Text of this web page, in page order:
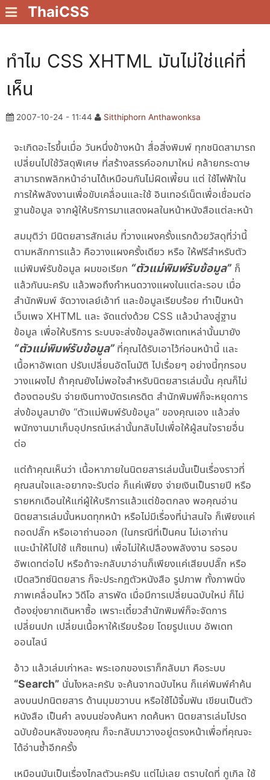
ThaiCSS
ทำไม CSS XHTML มันไม่ใช่แค่ที่
เห็น
2007-10-24 - 11:44 Sitthiphorn Anthawonksa
จะเกิดอะไรขึ้นเมื่อ วันหนึ่งข้างหน้า สื่อสิ่งพิมพ์ ทุกชนิดสามารถ
เปลี่ยนไปใช้วัสดุพิเศษ ที่สร้างสรรค์ออกมาใหม่ คล้ายกระดาษ
สามารถพลิกหน้าอ่านได้เหมือนกันไม่ผิดเพี้ยน แต่ ใช้ไฟฟ้าใน
การให้พลังงานเพื่อขับเคลื่อนและใช้ อินเทอร์เน็ตเพื่อเชื่อมต่อ
ฐานข้อมูล จากผู้ให้บริการมาแสดงผลในหน้าหนังสือแต่ละหน้า
สมมุติว่า มีนิตยสารสักเล่ม ที่วางแผงครั้งแรกด้วยวัสดุที่ว่านี้
ตามหลักการแล้ว คือวางแผงครั้งเดียว หรือ ให้ฟรีสำหรับตัว
แม่พิมพ์รับข้อมูล ผมขอเรียก “ตัวแม่พิมพ์รับข้อมูล” ก็
แล้วกันนะครับ แล้วพอถึงกำหนดวางแผงในแต่ละรอบ เมื่อ
สำนักพิมพ์ จัดวางเลย์เอ้าท์ และข้อมูลเรียบร้อย ทำเป็นหน้า
เว็บเพจ XHTML และ จัดแต่งด้วย CSS แล้วนำลงสู่ฐาน
ข้อมูล เพื่อให้บริการ ระบบจะส่งข้อมูลอัพเดทเหล่านั้นมายัง
“ตัวแม่พิมพ์รับข้อมูล” ที่คุณได้รับเอาไว้ก่อนหน้านี้ และ
เนื้อหาอัพเดท ปรับเปลี่ยนอัตโนมัติ ไปเรื่อยๆ อย่างนี้ทุกรอบ
วางแผงไป ถ้าคุณยังไม่พอใจสำหรับนิตยสารเล่มนั้น คุณก็ไม่
ต้องตอบรับ จ่ายเงินทางบัตรเครดิต สำนักพิมพ์ก็จะหยุดการ
ส่งข้อมูลมายัง “ตัวแม่พิมพ์รับข้อมูล” ของคุณเอง แล้วส่ง
พนักงานมาเก็บอุปกรณ์เหล่านั้นกลับไปเพื่อให้ผู้สนใจรายอื่น
ต่อ
แต่ถ้าคุณเห็นว่า เนื้อหาภายในนิตยสารเล่มนั้นเป็นเรื่องราวที่
คุณสนใจและอยากจะรับต่อ ก็แค่เพียง จ่ายเงินเป็นรายปี หรือ
รายหกเดือนให้แก่ผู้ให้บริการแล้วแต่ข้อตกลง พอคุณอ่าน
นิตยสารเล่มนั้นหมดทุกหน้า หรือไม่มีเรื่องที่น่าสนใจ ก็เพียงแค่
ถอดปลั๊ก หรือเอาถ่านออก (ในกรณีที่เป็นคน ไม่เอาถ่าน
แนะนำให้ไปใช้ แก๊ซแทน) เพื่อไม่ให้เปลืองพลังงาน รอรอบ
อัพเดทต่อไป หรือถ้าจะกลับมาอ่านก็เพียงแค่เสียบปลั๊ก หรือ
เปิดสวิทซ์นิตยสาร ก็จะประกฎตัวหนังสือ รูปภาพ ทั้งภาพนิ่ง
ภาพเคลื่อนไหว วิดีโอ สารพัด เมื่อมีการเปลี่ยนฉบับใหม่ ก็ไม่
ต้องยุ่งยากเดินหาซื้อ เพราะเดี๋ยวสำนักพิมพ์ก็จะจัดการ
เปลี่ยนปก เปลี่ยนเนื้อหาให้เรียบร้อย โดยรูปแบบ อัพเดท
ออนไลน์
อ้าว แล้วเล่มเก่าหละ พระเอกของเราก็กลับมา คือระบบ
“Search” นั่นไงหละครับ จะค้นจากฉบับไหน ก็แค่พิมพ์คำค้น
ลงบนปกนิตยสาร ด้านมุมขวาบน หรือใช้ไม้จิ้มฟัน เขียนเป็นตัว
หนังสือ เป็นคำ ลงบนช่องค้นหา กดค้นหา นิตยสารเล่มโปรด
ฉบับย้อนหลังของคุณ ก็จะกลับมาวางอยู่ตรงหน้าเพื่อที่คุณจะ
ได้อ่านซ้ำอีกครั้ง
เหมือนมันเป็นเรื่องไกลตัวนะครับ แต่ไม่เลย ตราบใดที่ กูเกิล ใช้